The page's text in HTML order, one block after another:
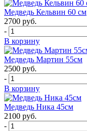
Медведь Кельвин 60 см
2700 руб.
-
В корзину
Медведь Мартин 55см
2500 руб.
-
В корзину
Медведь Ника 45см
2100 руб.
-